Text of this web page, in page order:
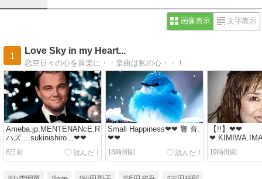
画像表示 文字表示
1
Love Sky in my Heart...
恋空日々の心を音楽に・・楽曲は私の心・・！
Ameba.jp.MENTENANcE.Re.Cap
ハズ....sukinishiro...❤❤
6日前
Small Happiness❤❤ 響 音.
❤❤
18時間前
【!!】❤❤
❤❤❤
19時間前